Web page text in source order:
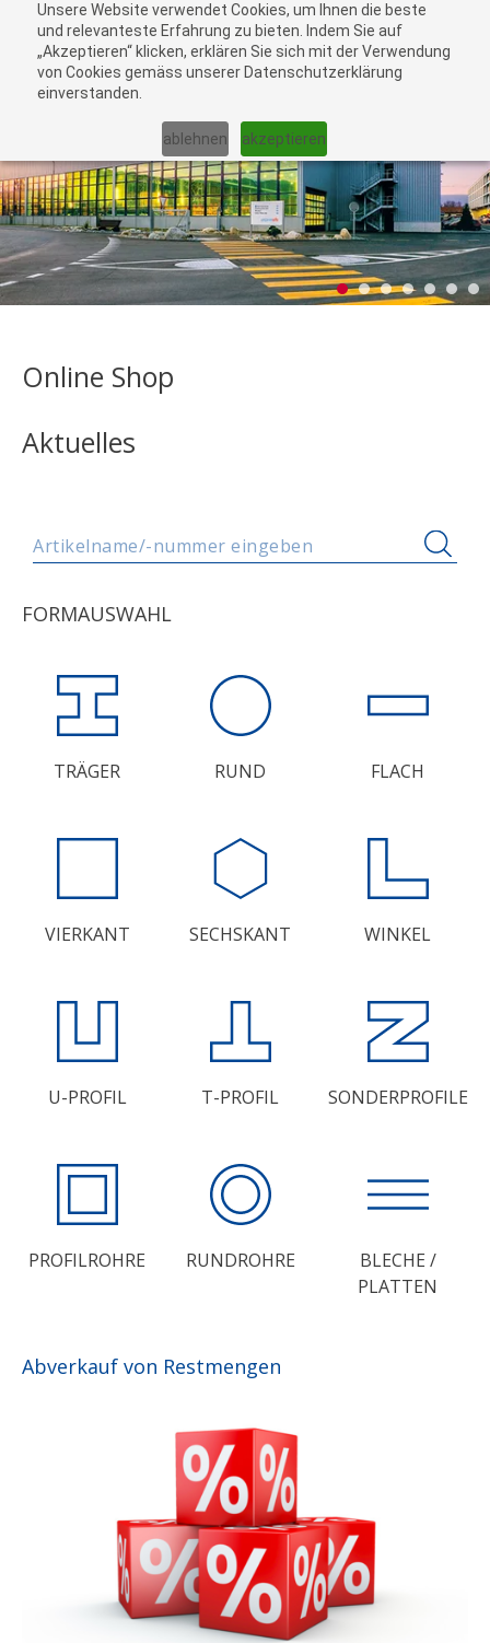
Unsere Website verwendet Cookies, um Ihnen die beste
und relevanteste Erfahrung zu bieten. Indem Sie auf
„Akzeptieren“ klicken, erklären Sie sich mit der Verwendung
von Cookies gemäss unserer Datenschutzerklärung
einverstanden.
ablehnen akzeptieren
Online Shop
Aktuelles
Artikelname/-nummer eingeben
FORMAUSWAHL
TRÄGER RUND FLACH
VIERKANT SECHSKANT WINKEL
U-PROFIL T-PROFIL SONDERPROFILE
PROFILROHRE RUNDROHRE
BLECHE /
PLATTEN
Abverkauf von Restmengen